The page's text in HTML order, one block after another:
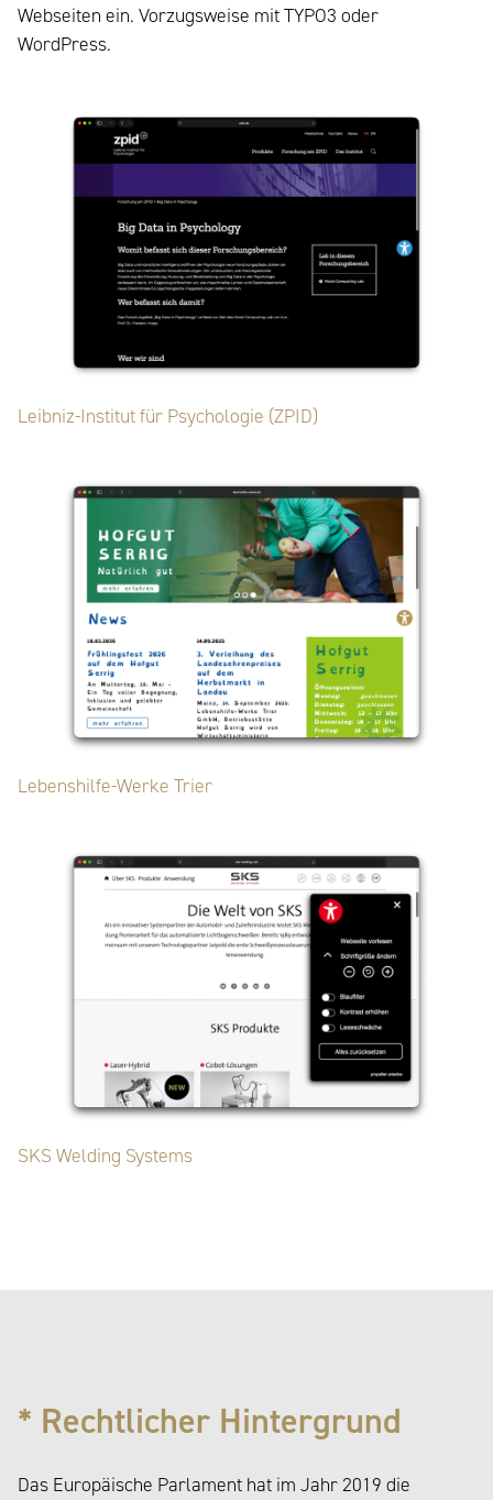
Webseiten ein. Vorzugsweise mit TYPO3 oder
WordPress.
Leibniz-Institut für Psychologie (ZPID)
Lebenshilfe-Werke Trier
SKS Welding Systems
* Rechtlicher Hintergrund
Das Europäische Parlament hat im Jahr 2019 die